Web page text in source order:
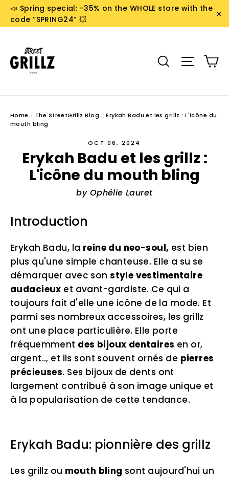
Skip
📣 Spring special: -35% on the WHOLE store with the
code “SPRING24” 💥
SearchSite
Home / The StreetGrillz Blog / Erykah Badu et les grillz : L'icône du
mouth bling
OCT 06, 2024
Erykah Badu et les grillz :
L'icône du mouth bling
by Ophélie Lauret
Introduction
Erykah Badu, la reine du neo-soul, est bien
plus qu'une simple chanteuse. Elle a su se
démarquer avec sonstyle vestimentaire
audacieux et avant-gardiste. Ce qui a
toujours fait d'elle une icône de la mode. Et
parmi ses nombreux accessoires, les grillz
ont une place particulière. Elle porte
fréquemment des bijoux dentaires en or,
argent.., et ils sont souvent ornés de pierres
précieuses. Ses bijoux de dents ont
largement contribué à son image unique et
à la popularisation de cette tendance.
Erykah Badu: pionnière des grillz
Les grillz ou mouth bling sont aujourd'hui un